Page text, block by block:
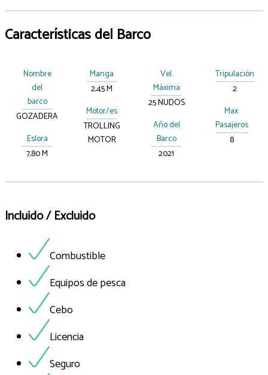
Características del Barco
Nombre
del
barco
GOZADERA
Eslora
7,80 M
Manga
2,45 M
Motor/es
TROLLING
MOTOR
Vel.
Máxima
25 NUDOS
Año del
Barco
2021
Tripulación
2
Max.
Pasajeros
8
Incluido / Excluido
Combustible
Equipos de pesca
Cebo
Licencia
Seguro